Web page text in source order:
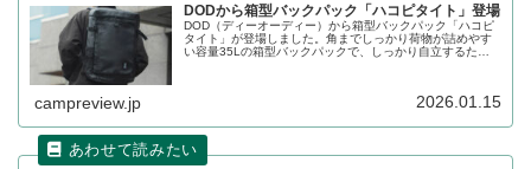
DODから箱型バックパック「ハコピタイト」登場
DOD（ディーオーディー）から箱型バックパック「ハコピ
タイト」が登場しました。角までしっかり荷物が詰めやす
い容量35Lの箱型バックパックで、しっかり自立するた
campreview.jp 2026.01.15